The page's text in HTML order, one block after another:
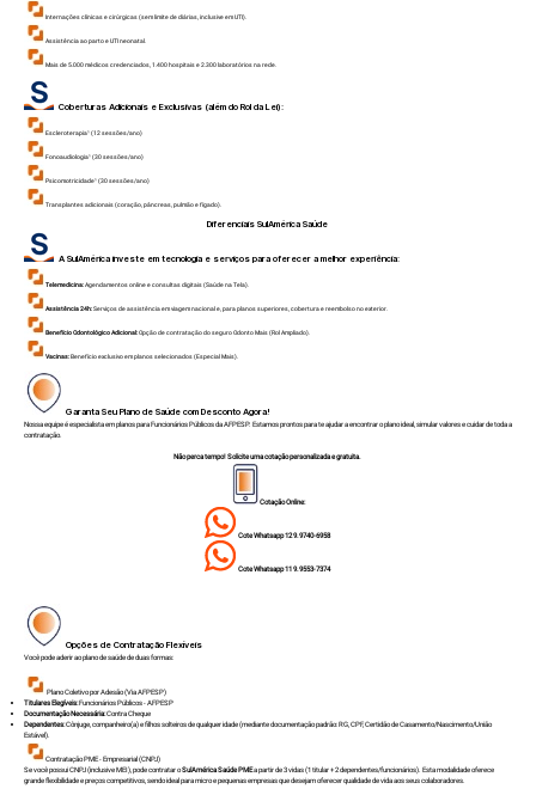
Internações clínicas e cirúrgicas (sem limite de diárias, inclusive em UTI).
Assistência ao parto e UTI neonatal.
Mais de 5.000 médicos credenciados, 1.400 hospitais e 2.300 laboratórios na rede.
Coberturas Adicionais e Exclusivas (além do Rol da Lei):
Escleroterapia¹ (12 sessões/ano)
Fonoaudiologia¹ (30 sessões/ano)
Psicomotricidade¹ (30 sessões/ano)
Transplantes adicionais (coração, pâncreas, pulmão e fígado).
Diferenciais SulAmérica Saúde
A SulAmérica investe em tecnologia e serviços para oferecer a melhor experiência:
Telemedicina:Agendamentos online e consultas digitais (Saúde na Tela).
Assistência 24h:Serviços de assistência em viagem nacional e, para planos superiores, cobertura e reembolso no exterior.
Benefício Odontológico Adicional:Opção de contratação do seguro Odonto Mais (Rol Ampliado).
Vacinas:Benefício exclusivo em planos selecionados (Especial Mais).
Garanta Seu Plano de Saúde com Desconto Agora!
Nossa equipe é especialista em planos para Funcionários Públicos da AFPESP. Estamos prontos para te ajudar a encontrar o plano ideal, simular valores e cuidar de toda a
contratação.
Não perca tempo! Solicite uma cotação personalizada e gratuita.
Cotação Online:
Cote Whatsapp 12 9.9740-6958
Cote Whatsapp 11 9.9553-7374
Opções de Contratação Flexíveis
Você pode aderir ao plano de saúde de duas formas:
Plano Coletivo por Adesão (Via AFPESP)
Titulares Elegíveis:Funcionários Públicos - AFPESP
Documentação Necessária:Contra Cheque
Dependentes:Cônjuge, companheiro(a) e filhos solteiros de qualquer idade (mediante documentação padrão: RG, CPF, Certidão de Casamento/Nascimento/União
Estável).
Contratação PME - Empresarial (CNPJ)
Se você possui CNPJ (inclusive MEI), pode contratar oSulAmérica Saúde PMEa partir de 3 vidas (1 titular + 2 dependentes/funcionários). Esta modalidade oferece
grande flexibilidade e preços competitivos, sendo ideal para micro e pequenas empresas que desejam oferecer qualidade de vida aos seus colaboradores.